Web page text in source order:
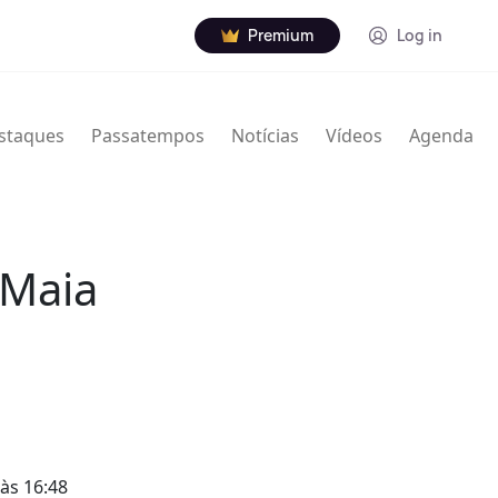
Premium Log in
Passatempos Notícias Vídeos Agenda
16:48